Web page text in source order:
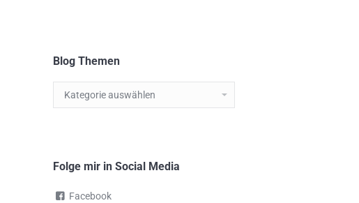
Blog Themen
Blog
Themen
Folge mir in Social Media
Facebook